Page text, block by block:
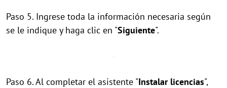
Paso 5. Ingrese toda la información necesaria según
se le indique y haga clic en "Siguiente".
Paso 6. Al completar el asistente "Instalar licencias",